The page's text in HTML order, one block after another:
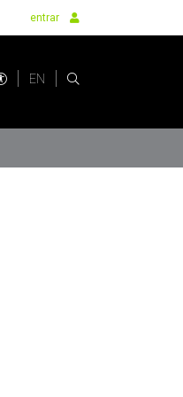
entrar
EN